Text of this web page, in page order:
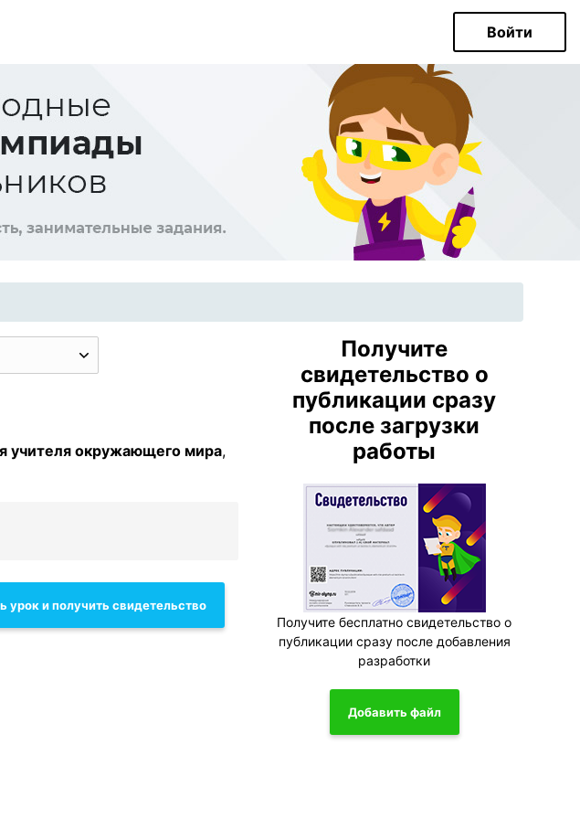
Войти
учителя окружающего мира,
урок и получить свидетельство
Получите
свидетельство о
публикации сразу
после загрузки
работы
Получите бесплатно свидетельство о
публикации сразу после добавления
разработки
Добавить файл